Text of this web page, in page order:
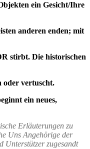
ein Gesicht/Ihre
anderen enden; mit
stirbt. Die historischen
oder vertuscht.
ein neues,
Erläuterungen zu
Uns Angehörige der
Unterstützer zugesandt